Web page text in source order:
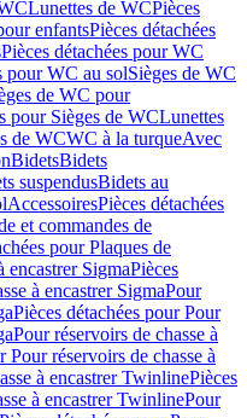
Lunettes de WCPièces
enfantsPièces détachées
Pièces détachées pour WC
pour WC au solSièges de WC
de WC pour
pour Sièges de WCLunettes
de WCWC à la turqueAvec
BidetsBidets
suspendusBidets au
AccessoiresPièces détachées
et commandes de
pour Plaques de
encastrer SigmaPièces
à encastrer SigmaPour
Pièces détachées pour Pour
Pour réservoirs de chasse à
Pour réservoirs de chasse à
à encastrer TwinlinePièces
à encastrer TwinlinePour